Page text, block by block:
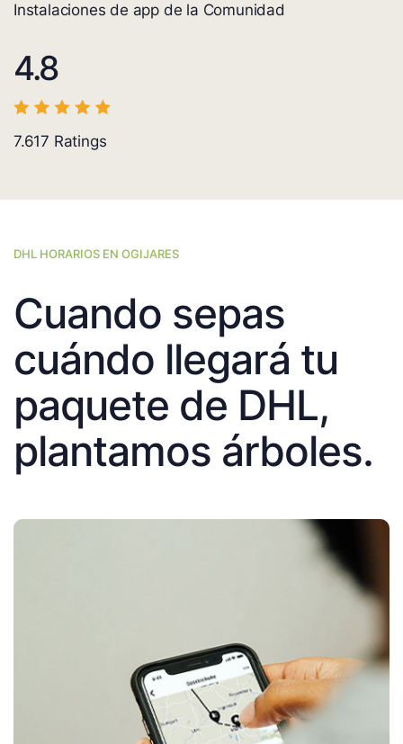
Instalaciones de app de la Comunidad
4.8
7.617 Ratings
DHL HORARIOS EN OGIJARES
Cuando sepas
cuándo llegará tu
paquete de DHL,
plantamos árboles.